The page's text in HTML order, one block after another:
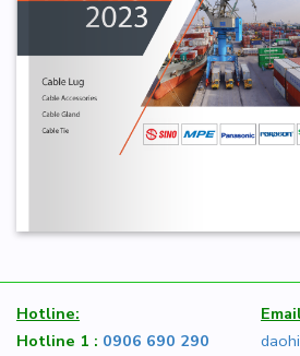
Hotline:
Hotline 1 : 0906 690 290